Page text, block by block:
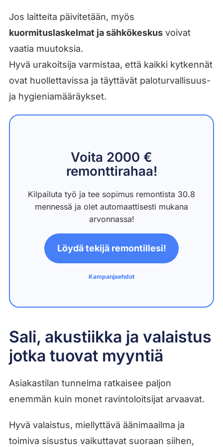
Jos laitteita päivitetään, myös
kuormituslaskelmat ja sähkökeskusvoivat
vaatia muutoksia.
Hyvä urakoitsija varmistaa, että kaikki kytkennät
ovat huollettavissa ja täyttävät paloturvallisuus-
ja hygieniamääräykset.
Voita 2000 €
remonttirahaa!
Kilpailuta työ ja tee sopimus remontista 30.8
mennessä ja olet automaattisesti mukana
arvonnassa!
Löydä tekijä remontillesi!
Kampanjaehdot
Sali, akustiikka ja valaistus
jotka tuovat myyntiä
Asiakastilan tunnelma ratkaisee paljon
enemmän kuin monet ravintoloitsijat arvaavat.
Hyvä valaistus, miellyttävä äänimaailma ja
toimiva sisustus vaikuttavat suoraan siihen,